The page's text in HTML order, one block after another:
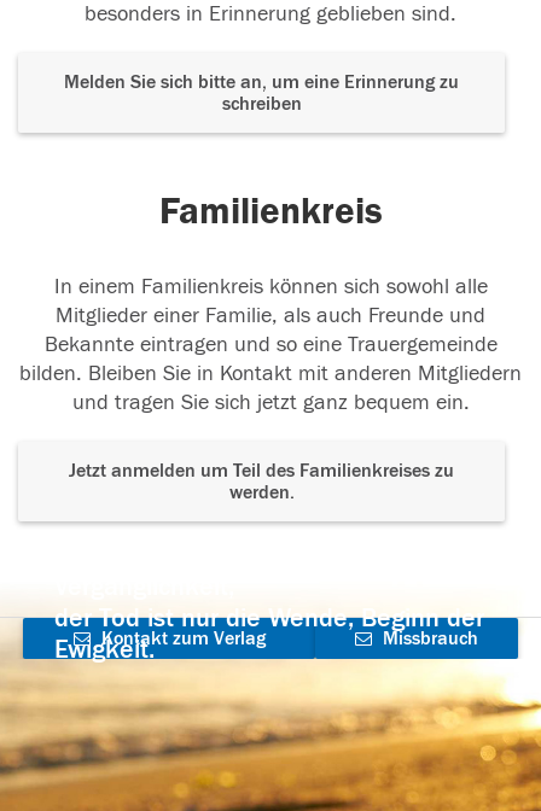
besonders in Erinnerung geblieben sind.
Melden Sie sich bitte an, um eine Erinnerung zu
schreiben
Familienkreis
In einem Familienkreis können sich sowohl alle
Mitglieder einer Familie, als auch Freunde und
Bekannte eintragen und so eine Trauergemeinde
bilden. Bleiben Sie in Kontakt mit anderen Mitgliedern
und tragen Sie sich jetzt ganz bequem ein.
Jetzt anmelden um Teil des Familienkreises zu
werden.
der Tod ist nur die Wende, Beginn der
Ewigkeit.
Kontakt zum Verlag
aufnehmen
Missbrauch